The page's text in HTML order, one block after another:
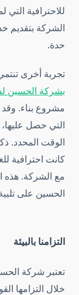
للاحترافية
الشركة بتقديم
حدة.
تجربة أخرى
بشركة الحسين
مشروع بناء. وقد
التي حصل
الوقت المحدد.
كانت احترافية
مع الشركة. هذه
الحسين على
التزامنا بالبيئة
تعتبر شركة
خلال التزامها